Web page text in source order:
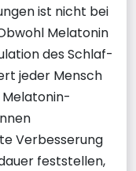
ist nicht bei
Melatonin
des Schlaf-
jeder Mensch
Melatonin-
Verbesserung
feststellen,